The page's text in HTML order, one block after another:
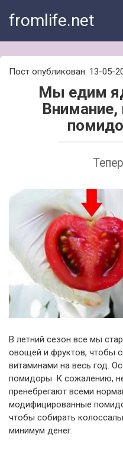
fromlife.net
Пост опубликован: 13-05-
Мы едим
Внимание,
В летний сезон все мы
овощей и фруктов, чтобы
витаминами на весь год.
помидоры. К сожалению,
пренебрегают всеми
модифицированные
чтобы собирать
минимум денег.